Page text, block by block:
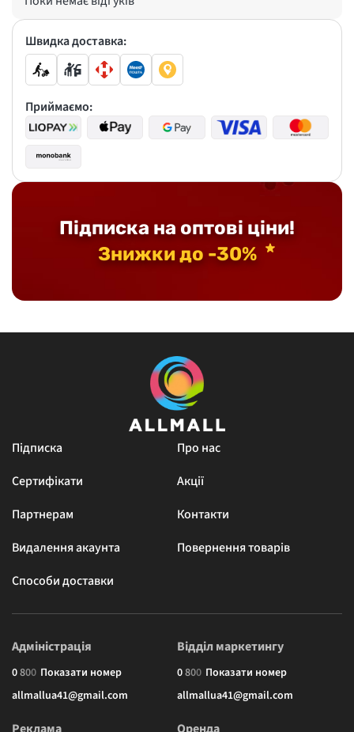
Підписка на оптові ціни!
Знижки до -30%
Швидка доставка:
Приймаємо:
Підписка
Про нас
Сертифікати
Акції
Партнерам
Контакти
Видалення акаунта
Повернення товарів
Способи доставки
Адміністрація
0800 Показати номер
allmallua41@gmail.com
Відділ маркетингу
0800 Показати номер
allmallua41@gmail.com